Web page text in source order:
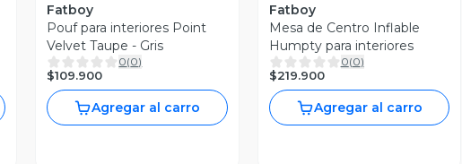
Fatboy
Pouf para interiores Point
Velvet Taupe - Gris
0(0)
$109.900
Agregar al carro
Fatboy
Mesa de Centro Inflable
Humpty para interiores
0(0)
$219.900
Agregar al carro